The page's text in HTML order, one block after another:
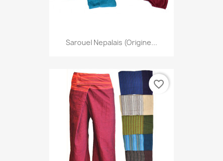
Sarouel Nepalais (origine...
favorite_border